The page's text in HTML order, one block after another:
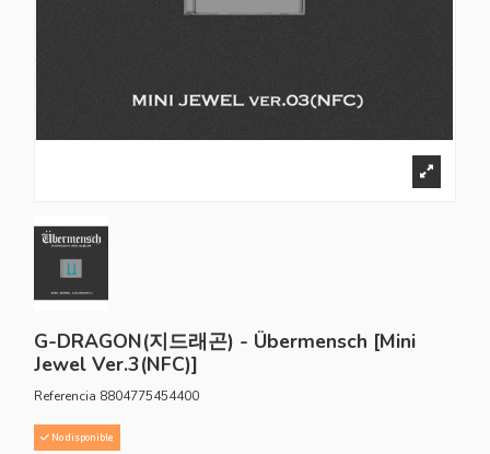
G-DRAGON(지드래곤) - Übermensch [Mini
Jewel Ver.3(NFC)]
Referencia 8804775454400
No disponible